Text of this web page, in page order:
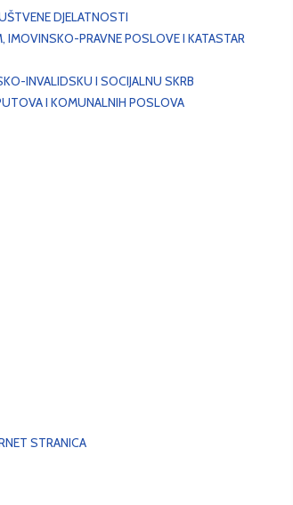
DJELATNOSTI
PRAVNE POSLOVE I KATASTAR
INVALIDSKU I SOCIJALNU SKRB
I KOMUNALNIH POSLOVA
STRANICA